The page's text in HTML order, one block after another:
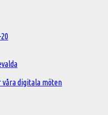
våra digitala möten